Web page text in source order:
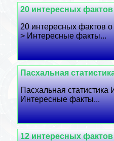
20 интересных
20 интересных фактов
> Интересные факты...
Пасхальная
Пасхальная
Интересные факты...
12 интересных